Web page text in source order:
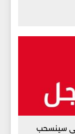
سينسحب